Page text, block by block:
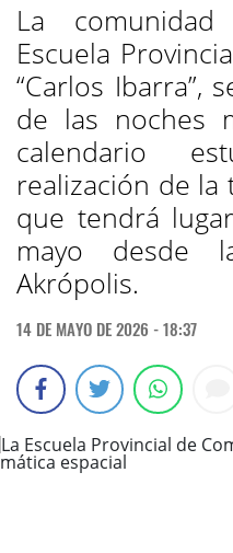
La
Escuela
“Carlos Ibarra”,
de las noches
calendario
realización de la
que tendrá
mayo desde
Akrópolis.
14 DE MAYO DE 2026 - 18:37